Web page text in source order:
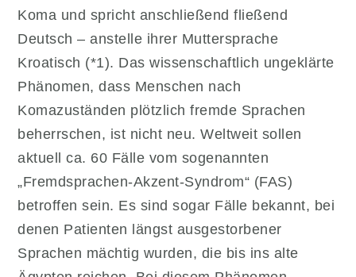
Koma und spricht anschließend fließend
Deutsch – anstelle ihrer Muttersprache
Kroatisch (*1). Das wissenschaftlich ungeklärte
Phänomen, dass Menschen nach
Komazuständen plötzlich fremde Sprachen
beherrschen, ist nicht neu. Weltweit sollen
aktuell ca. 60 Fälle vom sogenannten
„Fremdsprachen-Akzent-Syndrom“ (FAS)
betroffen sein. Es sind sogar Fälle bekannt, bei
denen Patienten längst ausgestorbener
Sprachen mächtig wurden, die bis ins alte